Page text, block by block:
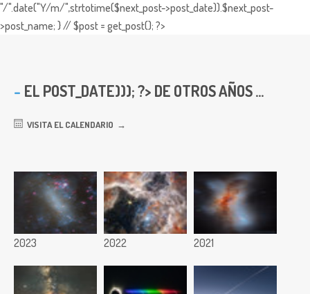
"/".date("Y/m/",strtotime($next_post->post_date)).$next_post-
>post_name; } // $post = get_post(); ?>
EL POST_DATE))); ?> DE OTROS AÑOS ...
VISITA EL CALENDARIO
2023 2022 2021